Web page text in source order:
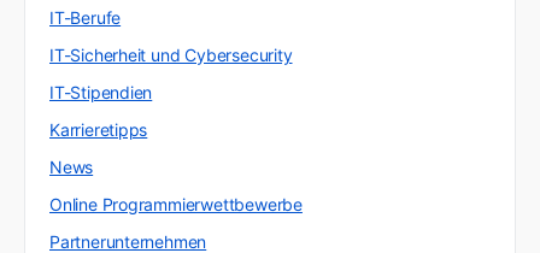
IT-Berufe
IT-Sicherheit und Cybersecurity
IT-Stipendien
Karrieretipps
News
Online Programmierwettbewerbe
Partnerunternehmen